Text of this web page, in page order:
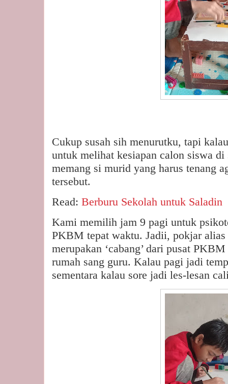
Cukup susah sih menurutku, tapi
untuk melihat kesiapan calon siswa di
memang si murid yang harus tenang
tersebut.
Read: Berburu Sekolah untuk Saladin
Kami memilih jam 9 pagi untuk
PKBM tepat waktu. Jadii, pokjar
merupakan ‘cabang’ dari pusat
rumah sang guru. Kalau pagi jadi
sementara kalau sore jadi les-lesan